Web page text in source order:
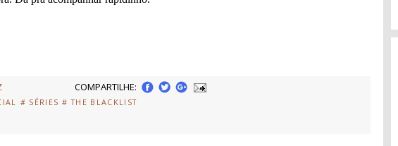
COMPARTILHE:
# SÉRIES # THE BLACKLIST